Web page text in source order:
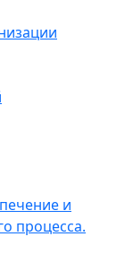
и
процесса.